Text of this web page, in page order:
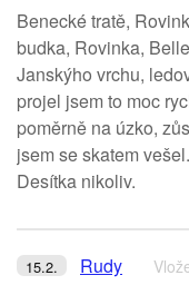
Benecké tratě,
budka, Rovinka,
Janskýho vrchu,
projel jsem to moc
poměrně na úzko,
jsem se skatem
Desítka nikoliv.
15.2. Rudy